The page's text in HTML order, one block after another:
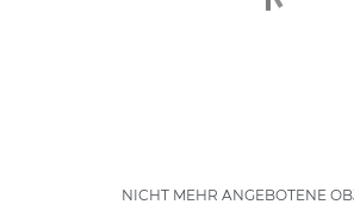
NICHT MEHR ANGEBOTENE